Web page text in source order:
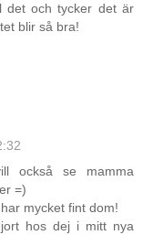
det och tycker det är
blir så bra!
också se mamma
=)
mycket fint dom!
hos dej i mitt nya